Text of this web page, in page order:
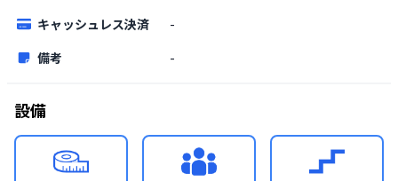
キャッシュレス決済
-
備考
-
設備